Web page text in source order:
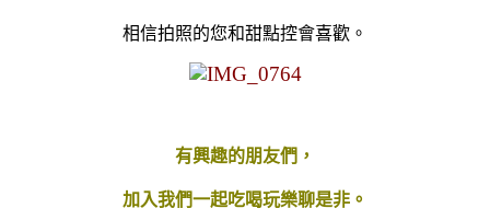
相信拍照的您和甜點控會喜歡。
有興趣的朋友們，
加入我們一起吃喝玩樂聊是非。